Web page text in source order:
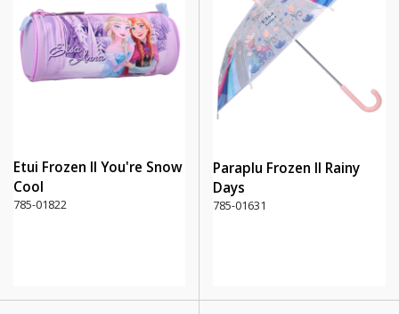
Etui Frozen II You're Snow
Cool
785-01822
Paraplu Frozen II Rainy
Days
785-01631